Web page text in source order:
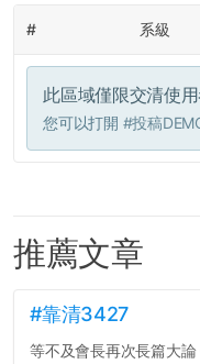
# 系級
此區域僅限交清使
您可以打開 #投稿
推薦文章
#靠清3427
等不及會長再次長篇大論